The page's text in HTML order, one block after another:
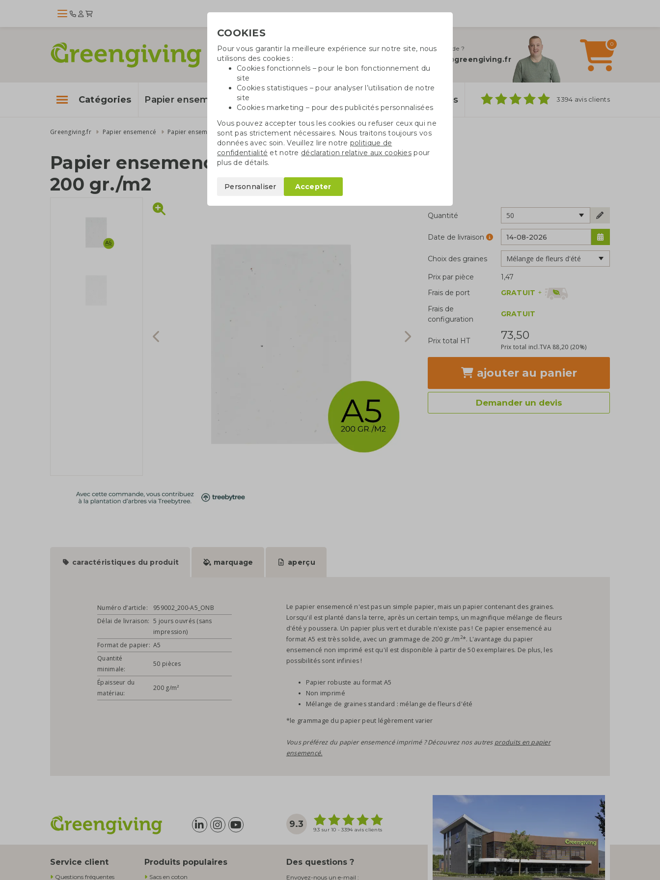
Besoin d’aide ?
info@greengiving.fr
0
Catégories Papier ensemencé Sacs en coton Stylos 3394 avis clients
Greengiving.fr Papier ensemencé Papier ensemencé non imprimé Papier ensemencé A5 non imprimé | 200 gr./m2
Papier ensemencé A5 non imprimé |
200 gr./m2
Quantité 50
Date de livraison
Choix des graines
Prix par pièce
1,47
Frais de port
GRATUIT +
Frais de
configuration
GRATUIT
Prix total HT 73,50
Prix total incl.TVA 88,20 (20%)
ajouter au panier
Demander un devis
caractéristiques du produit marquage aperçu
Numéro d’article:
959002_200-A5_ONB
Délai de livraison: 5 jours ouvrés (sans
impression)
Format de papier: A5
Quantité
minimale:
50 pièces
Épaisseur du
matériau:
200 g/m²
Le papier ensemencé n'est pas un simple papier, mais un papier contenant des graines.
Lorsqu'il est planté dans la terre, après un certain temps, un magnifique mélange de fleurs
d'été y poussera. Un papier plus vert et durable n'existe pas ! Ce papier ensemencé au
format A5 est très solide, avec un grammage de 200 gr./m2*. L'avantage du papier
ensemencé non imprimé est qu'il est disponible à partir de 50 exemplaires. De plus, les
possibilités sont infinies !
Papier robuste au format A5
Non imprimé
Mélange de graines standard : mélange de fleurs d'été
*le grammage du papier peut légèrement varier
Vous préférez du papier ensemencé imprimé ? Découvrez nos autres produits en papier
ensemencé.
9.3
9.3 sur 10 - 3394 avis clients
Service client
Questions fréquentes
Produits populaires
Sacs en coton
Des questions ?
Envoyez-nous un e-mail :
COOKIES
Pour vous garantir la meilleure expérience sur notre site, nous
utilisons des cookies :
Cookies fonctionnels – pour le bon fonctionnement du
site
Cookies statistiques – pour analyser l’utilisation de notre
site
Cookies marketing – pour des publicités personnalisées
Vous pouvez accepter tous les cookies ou refuser ceux qui ne
sont pas strictement nécessaires. Nous traitons toujours vos
données avec soin. Veuillez lire notre politique de
confidentialité et notre déclaration relative aux cookiespour
plus de détails.
Personnaliser Accepter